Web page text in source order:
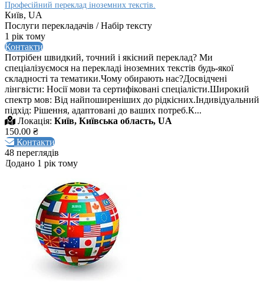
Професійний переклад іноземних текстів.
Київ, UA
Послуги перекладачів / Набір тексту
1 рік тому
Контакти
Потрібен швидкий, точний і якісний переклад? Ми
спеціалізуємося на перекладі іноземних текстів будь-якої
складності та тематики.Чому обирають нас?Досвідчені
лінгвісти: Носії мови та сертифіковані спеціалісти.Широкий
спектр мов: Від найпоширеніших до рідкісних.Індивідуальний
підхід: Рішення, адаптовані до ваших потреб.К...
Локація: Київ, Київська область, UA
150.00 ₴
Контакти
48 переглядів
Додано 1 рік тому